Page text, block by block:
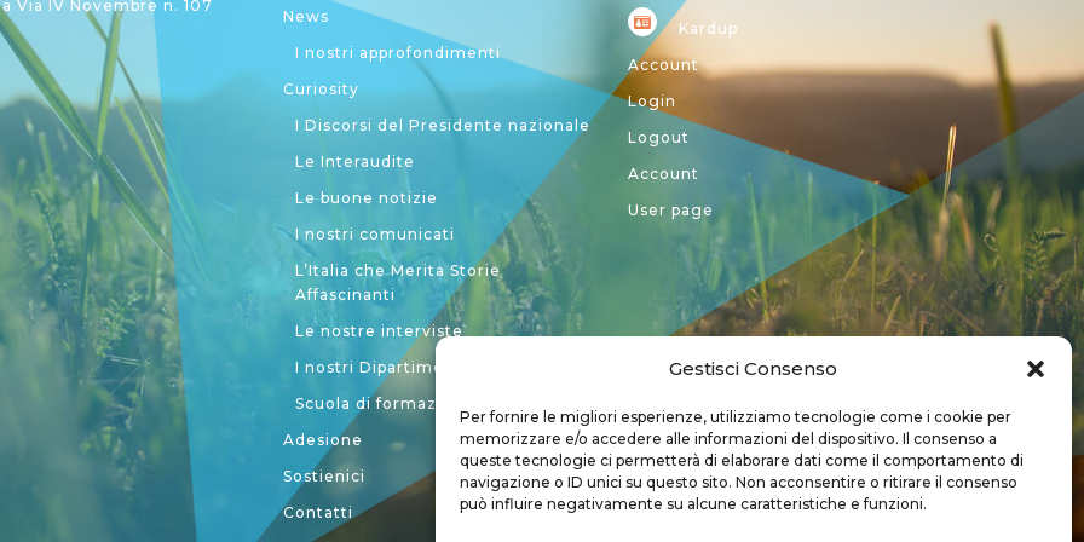
Gestisci Consenso
Per fornire le migliori esperienze, utilizziamo tecnologie come i cookie per
memorizzare e/o accedere alle informazioni del dispositivo. Il consenso a
queste tecnologie ci permetterà di elaborare dati come il comportamento di
navigazione o ID unici su questo sito. Non acconsentire o ritirare il consenso
può influire negativamente su alcune caratteristiche e funzioni.
Via IV Novembre n. 107
News
I nostri approfondimenti
Curiosity
I Discorsi del Presidente nazionale
Le Interaudite
Le buone notizie
I nostri comunicati
L’Italia che Merita Storie
Affascinanti
Le nostre interviste
I nostri Dipartimenti
Scuola di formazione politica CREA
Adesione
Sostienici
Contatti
Kardup
Account
Login
Logout
Account
User page